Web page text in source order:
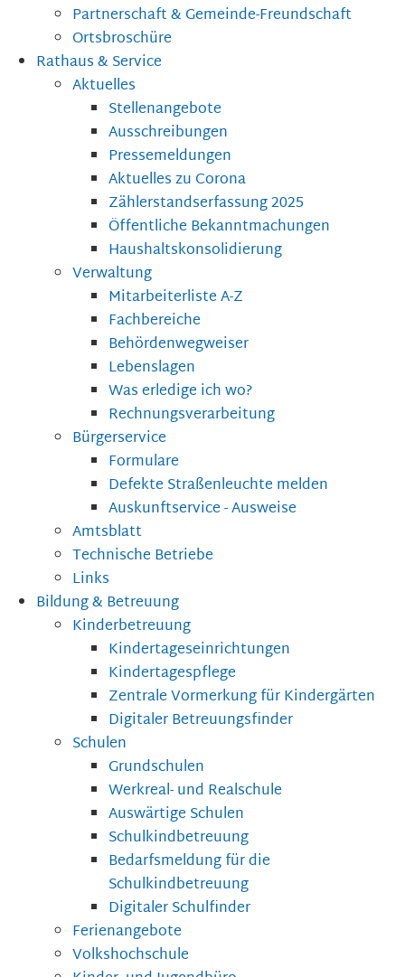
Partnerschaft & Gemeinde-Freundschaft
Ortsbroschüre
Rathaus & Service
Aktuelles
Stellenangebote
Ausschreibungen
Pressemeldungen
Aktuelles zu Corona
Zählerstandserfassung 2025
Öffentliche Bekanntmachungen
Haushaltskonsolidierung
Verwaltung
Mitarbeiterliste A-Z
Fachbereiche
Behördenwegweiser
Lebenslagen
Was erledige ich wo?
Rechnungsverarbeitung
Bürgerservice
Formulare
Defekte Straßenleuchte melden
Auskunftservice - Ausweise
Amtsblatt
Technische Betriebe
Links
Bildung & Betreuung
Kinderbetreuung
Kindertageseinrichtungen
Kindertagespflege
Zentrale Vormerkung für Kindergärten
Digitaler Betreuungsfinder
Schulen
Grundschulen
Werkreal- und Realschule
Auswärtige Schulen
Schulkindbetreuung
Bedarfsmeldung für die
Schulkindbetreuung
Digitaler Schulfinder
Ferienangebote
Volkshochschule